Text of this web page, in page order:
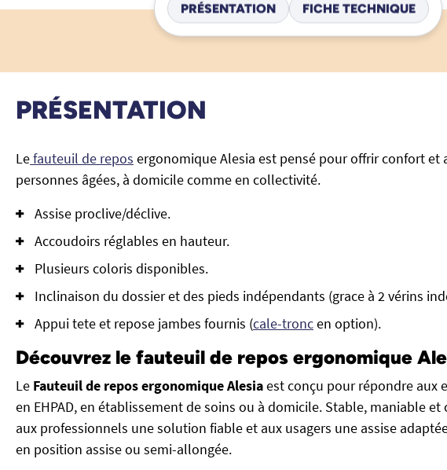
PRÉSENTATION FICHE TECHNIQUE
PRÉSENTATION
Lefauteuil de repos ergonomique Alesia est pensé pour offrir confort et
personnes âgées, à domicile comme en collectivité.
Assise proclive/déclive.
Accoudoirs réglables en hauteur.
Plusieurs coloris disponibles.
Inclinaison du dossier et des pieds indépendants (grace à 2 vérins
Appui tete et repose jambes fournis (cale-troncen option).
Découvrez le fauteuil de repos ergonomique
Le Fauteuil de repos ergonomique Alesiaest conçu pour répondre aux
en EHPAD, en établissement de soins ou à domicile. Stable, maniable
aux professionnels une solution fiable et aux usagers une assise
en position assise ou semi-allongée.